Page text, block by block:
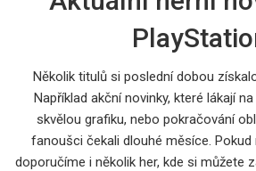
Několik titulů si poslední dobou
Například akční novinky, které lákají
skvělou grafiku, nebo pokračování
fanoušci čekali dlouhé měsíce. Pokud
doporučíme i několik her, kde si můžete